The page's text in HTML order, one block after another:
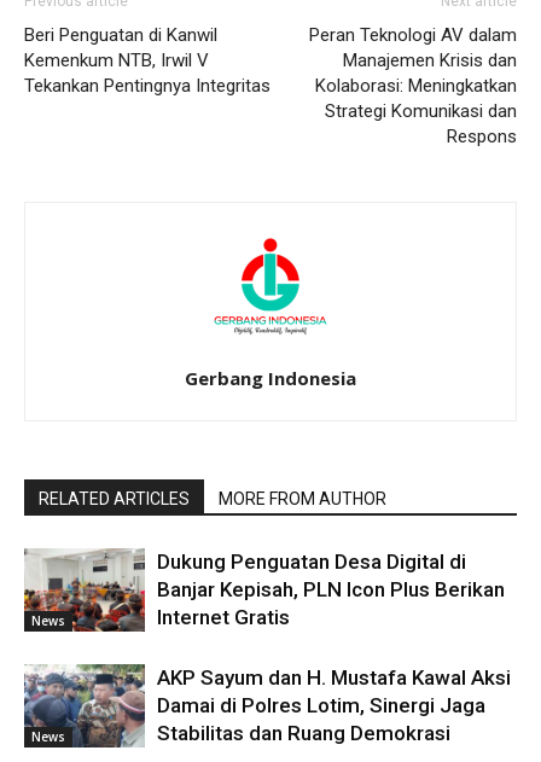
Beri Penguatan di Kanwil
Kemenkum NTB, Irwil V
Tekankan Pentingnya Integritas
Peran Teknologi AV dalam
Manajemen Krisis dan
Kolaborasi: Meningkatkan
Strategi Komunikasi dan
Respons
Gerbang Indonesia
RELATED ARTICLES MORE FROM AUTHOR
News
Dukung Penguatan Desa Digital di
Banjar Kepisah, PLN Icon Plus Berikan
Internet Gratis
News
AKP Sayum dan H. Mustafa Kawal Aksi
Damai di Polres Lotim, Sinergi Jaga
Stabilitas dan Ruang Demokrasi